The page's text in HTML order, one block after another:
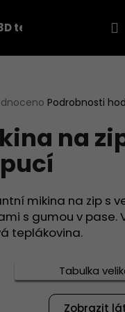
teplákovina
Podrobnosti
na
mikina na zip s
s gumou v pase.
teplákovina.
Tabulka
Zobrazit